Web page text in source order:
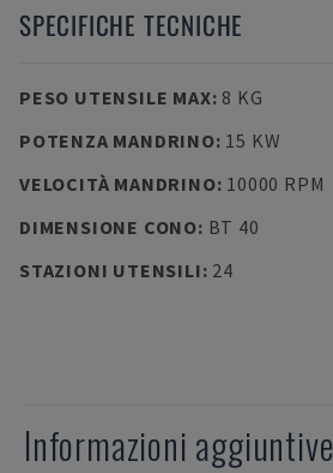
SPECIFICHE TECNICHE
PESO UTENSILE MAX: 8 KG
POTENZA MANDRINO: 15 KW
VELOCITÀ MANDRINO: 10000 RPM
DIMENSIONE CONO: BT 40
STAZIONI UTENSILI: 24
Informazioni aggiuntive